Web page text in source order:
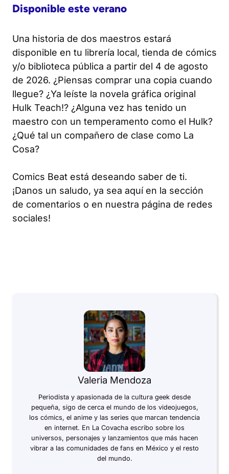
Disponible este verano
Una historia de dos maestros estará
disponible en tu librería local, tienda de cómics
y/o biblioteca pública a partir del 4 de agosto
de 2026. ¿Piensas comprar una copia cuando
llegue? ¿Ya leíste la novela gráfica original
Hulk Teach!? ¿Alguna vez has tenido un
maestro con un temperamento como el Hulk?
¿Qué tal un compañero de clase como La
Cosa?
Comics Beat está deseando saber de ti.
¡Danos un saludo, ya sea aquí en la sección
de comentarios o en nuestra página de redes
sociales!
Valeria Mendoza
Periodista y apasionada de la cultura geek desde
pequeña, sigo de cerca el mundo de los videojuegos,
los cómics, el anime y las series que marcan tendencia
en internet. En La Covacha escribo sobre los
universos, personajes y lanzamientos que más hacen
vibrar a las comunidades de fans en México y el resto
del mundo.